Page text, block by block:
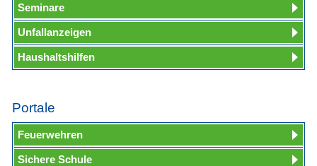
Seminare
Unfallanzeigen
Haushaltshilfen
Portale
Feuerwehren
Sichere Schule